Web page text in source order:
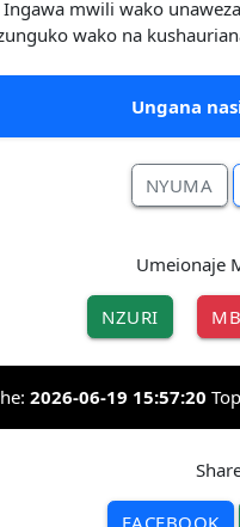
mwili wako
wako na
Ungana
NYUMA
Umeionaje
NZURI
2026-06-19 15:57:20
FACEBOOK